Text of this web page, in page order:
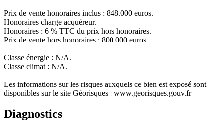
Prix de vente honoraires inclus : 848.000 euros.
Honoraires charge acquéreur.
Honoraires : 6 % TTC du prix hors honoraires.
Prix de vente hors honoraires : 800.000 euros.
Classe énergie : N/A.
Classe climat : N/A.
Les informations sur les risques auxquels ce bien est exposé sont
disponibles sur le site Géorisques : www.georisques.gouv.fr
Diagnostics